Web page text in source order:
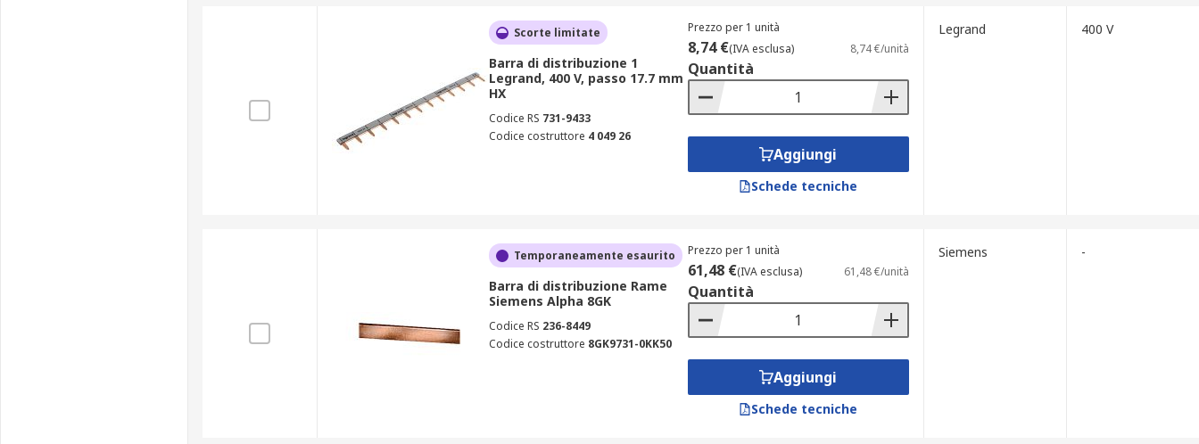
Scorte limitate
Barra di distribuzione 1
Legrand, 400 V, passo 17.7 mm
HX
Codice RS 731-9433
Codice costruttore 4 049 26
Prezzo per 1 unità
8,74 €(IVA esclusa) 8,74 €/unità
Quantità
Aggiungi
Schede tecniche
Legrand 400 V
Temporaneamente esaurito
Barra di distribuzione Rame
Siemens Alpha 8GK
Codice RS 236-8449
Codice costruttore 8GK9731-0KK50
Prezzo per 1 unità
61,48 €(IVA esclusa) 61,48 €/unità
Quantità
Aggiungi
Schede tecniche
Siemens -